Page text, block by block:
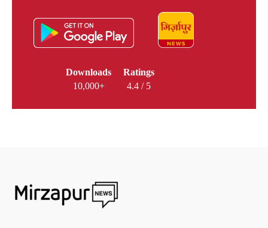
Downloads
10,000+
Ratings
4.4 / 5